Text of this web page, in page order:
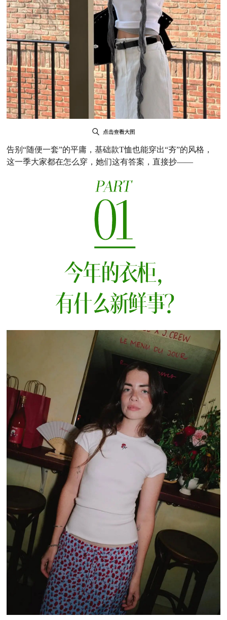
告别“随便一套”的平庸，基础款T恤也能穿出“夯”的风格，
这一季大家都在怎么穿，她们这有答案，直接抄——